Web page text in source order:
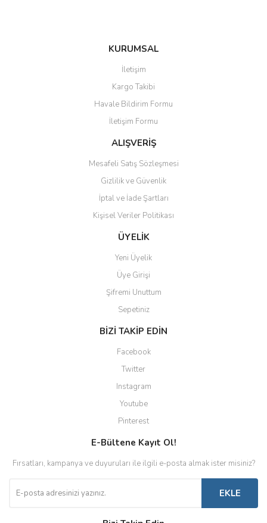
KURUMSAL
İletişim
Kargo Takibi
Havale Bildirim Formu
İletişim Formu
ALIŞVERİŞ
Mesafeli Satış Sözleşmesi
Gizlilik ve Güvenlik
İptal ve İade Şartları
Kişisel Veriler Politikası
ÜYELİK
Yeni Üyelik
Üye Girişi
Şifremi Unuttum
Sepetiniz
BİZİ TAKİP EDİN
Facebook
Twitter
Instagram
Youtube
Pinterest
E-Bültene Kayıt Ol!
Fırsatları, kampanya ve duyuruları ile ilgili e-posta almak ister misiniz?
EKLE